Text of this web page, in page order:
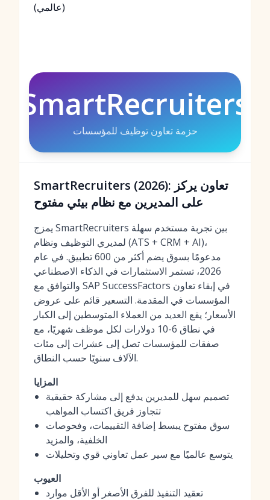
(عالمي)
SmartRecruiters
حزمة تعاون توظيف للمؤسسات
SmartRecruiters (2026): تعاون يركز
على المديرين مع نظام بيئي مفتوح
يمزج SmartRecruiters بين تجربة مستخدم سهلة
لمديري التوظيف ونظام (ATS + CRM + AI)،
مدعومًا بسوق يضم أكثر من 600 تطبيق. في عام
2026، تستمر الاستثمارات في الذكاء الاصطناعي
والتوافق مع SAP SuccessFactors في إبقاء تعاون
المؤسسات في المقدمة. التسعير قائم على عروض
الأسعار؛ يقع العديد من العملاء المتوسطين إلى الكبار
في نطاق 6-10 دولارات لكل موظف شهريًا، مع
صفقات للمؤسسات تصل إلى عشرات إلى مئات
الآلاف سنويًا حسب النطاق.
المزايا
تصميم سهل للمديرين يدفع إلى مشاركة حقيقية
تتجاوز فريق اكتساب المواهب
سوق مفتوح يبسط إضافة التقييمات، وفحوصات
الخلفية، والمزيد
يتوسع عالميًا مع سير عمل تعاوني قوي وتحليلات
العيوب
تعقيد التنفيذ للفرق الأصغر أو الأقل موارد